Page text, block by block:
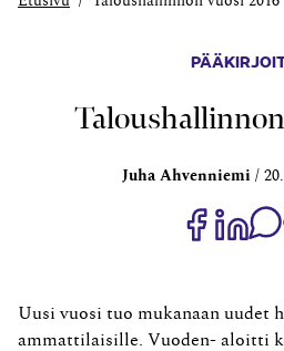
Juha Ahvenniemi
Jaa Share
Jaa
Uusi vuosi tuo mukanaan uudet
ammattilaisille. Vuoden- aloitti